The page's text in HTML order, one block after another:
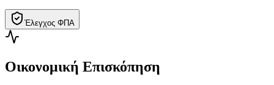
Έλεγχος ΦΠΑ
Οικονομική Επισκόπηση